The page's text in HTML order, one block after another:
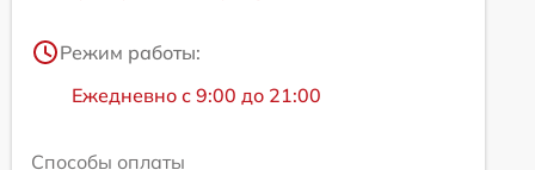
Режим работы:
Ежедневно с 9:00 до 21:00
Способы оплаты